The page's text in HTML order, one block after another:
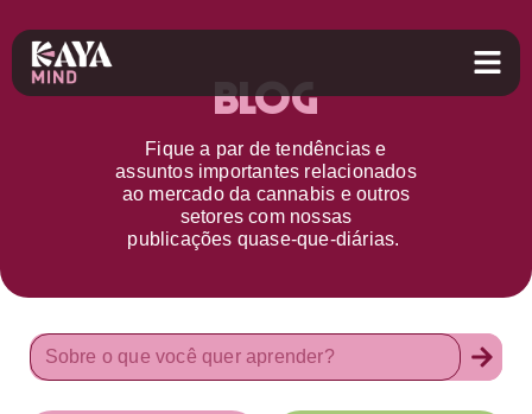
Blog
Fique a par detendências e
assuntos importantes relacionados
ao mercado da cannabis e outros
setorescom nossas
publicações quase-que-diárias.